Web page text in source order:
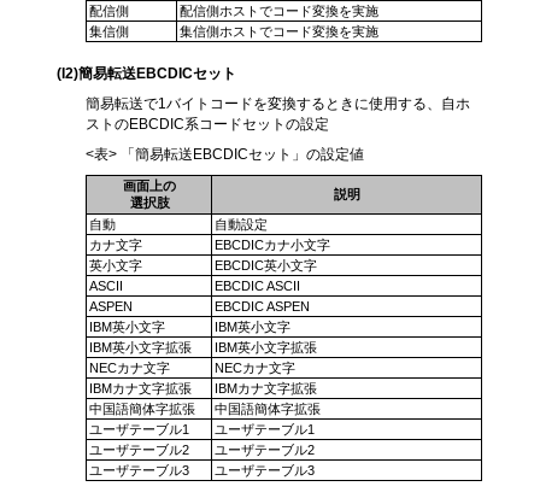
配信側
配信側ホストでコード変換を実施
集信側
集信側ホストでコード変換を実施
(I2)簡易転送EBCDICセット
簡易転送で1バイトコードを変換するときに使用する、自ホ
ストのEBCDIC系コードセットの設定
<表> 「簡易転送EBCDICセット」の設定値
画面上の
選択肢
説明
自動
自動設定
カナ文字
EBCDICカナ小文字
英小文字
EBCDIC英小文字
ASCII
EBCDIC ASCII
ASPEN
EBCDIC ASPEN
IBM英小文字
IBM英小文字
IBM英小文字拡張
IBM英小文字拡張
NECカナ文字
NECカナ文字
IBMカナ文字拡張
IBMカナ文字拡張
中国語簡体字拡張
中国語簡体字拡張
ユーザテーブル1
ユーザテーブル1
ユーザテーブル2
ユーザテーブル2
ユーザテーブル3
ユーザテーブル3